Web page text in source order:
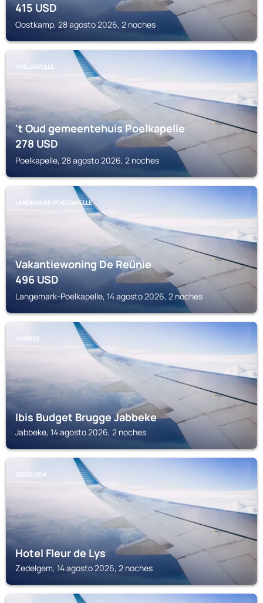
415USD
Oostkamp, 28 agosto 2026, 2 noches
POELKAPELLE
't Oud gemeentehuis Poelkapelle
278USD
Poelkapelle, 28 agosto 2026, 2 noches
LANGEMARK-POELKAPELLE
Vakantiewoning De Reünie
496USD
Langemark-Poelkapelle, 14 agosto 2026, 2 noches
JABBEKE
Ibis Budget Brugge Jabbeke
Jabbeke, 14 agosto 2026, 2 noches
ZEDELGEM
Hotel Fleur de Lys
Zedelgem, 14 agosto 2026, 2 noches